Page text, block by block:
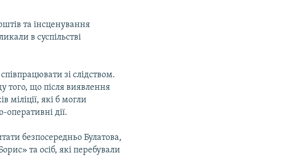
та інсценування
в суспільстві
зі слідством.
того, що після виявлення
міліції, які б могли
оперативні дії.
безпосередньо Булатова,
та осіб, які перебували